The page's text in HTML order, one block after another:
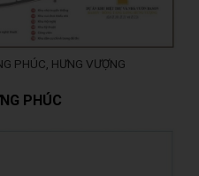
PHÚC, HƯNG VƯỢNG
PHÚC